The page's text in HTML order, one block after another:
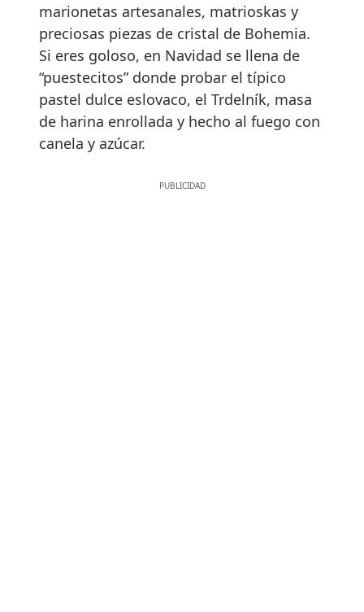
marionetas artesanales, matrioskas y
preciosas piezas de cristal de Bohemia.
Si eres goloso, en Navidad se llena de
“puestecitos” donde probar el típico
pastel dulce eslovaco, el Trdelník, masa
de harina enrollada y hecho al fuego con
canela y azúcar.